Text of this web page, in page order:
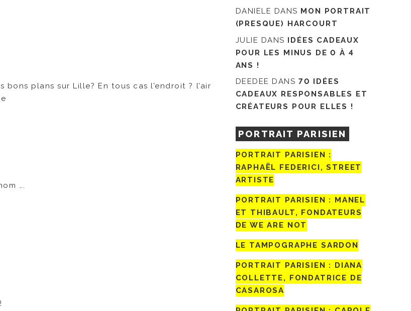
plans sur Lille? En tous cas l’endroit ? l’air
….
DANIELE DANS MON PORTRAIT
(PRESQUE) HARCOURT
JULIE DANS IDÉES CADEAUX
POUR LES MINUS DE 0 À 4
ANS !
DEEDEE DANS 70 IDÉES
CADEAUX RESPONSABLES ET
CRÉATEURS POUR ELLES !
PORTRAIT PARISIEN
PORTRAIT PARISIEN :
RAPHAËL FEDERICI, STREET
ARTISTE
PORTRAIT PARISIEN : MANEL
ET THIBAULT, FONDATEURS
DE WE ARE NOT
LE TAMPOGRAPHE SARDON
PORTRAIT PARISIEN : DIANA
COLLETTE, FONDATRICE DE
CASAROSA